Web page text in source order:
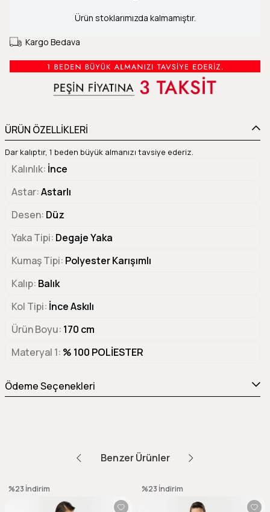
Ürün stoklarımızda kalmamıştır.
Kargo Bedava
ÜRÜN ÖZELLİKLERİ
Dar kalıptır, 1 beden büyük almanızı tavsiye ederiz.
Kalınlık İnce
Astar Astarlı
Desen Düz
Yaka Tipi Degaje Yaka
Kumaş Tipi Polyester Karışımlı
Kalıp Balık
Kol Tipi İnce Askılı
Ürün Boyu 170 cm
Materyal 1 % 100 POLİESTER
Ödeme Seçenekleri
Benzer Ürünler
%23 İndirim %23 İndirim